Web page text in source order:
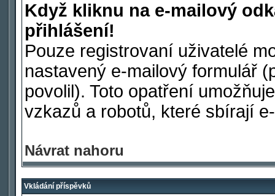
Když kliknu na e-mailový
přihlášení!
Pouze registrovaní uživatelé
nastavený e-mailový formulář
povolil). Toto opatření
vzkazů a robotů, které sbírají
Návrat nahoru
Vkládání příspěvků